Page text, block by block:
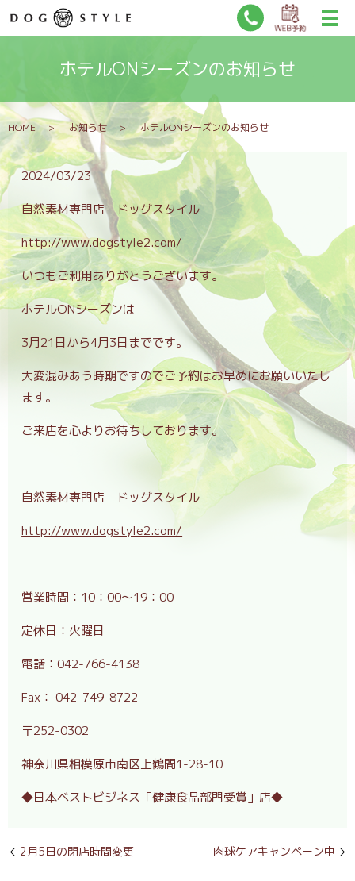
ホテルONシーズンのお知らせ
HOME お知らせ ホテルONシーズンのお知らせ
2024/03/23
自然素材専門店 ドッグスタイル
http://www.dogstyle2.com/
いつもご利用ありがとうございます。
ホテルONシーズンは
3月21日から4月3日までです。
大変混みあう時期ですのでご予約はお早めにお願いいたし
ます。
ご来店を心よりお待ちしております。
自然素材専門店 ドッグスタイル
http://www.dogstyle2.com/
営業時間： 10 ：00～19：00
定休日：火曜日
電話：042-766-4138
Fax： 042-749-8722
〒252-0302
神奈川県相模原市南区上鶴間1-28-10
◆日本ベストビジネス「健康食品部門受賞」店◆
2月5日の閉店時間変更 肉球ケアキャンペーン中